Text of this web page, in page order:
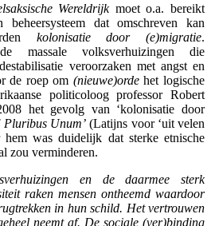
Wereldrijkmoet o.a. bereikt
dat omschreven kan
kolonisatie door (e)migratie.
massale volksverhuizingen die
veroorzaken met angst en
de roep om (nieuwe)ordehet logische
politicoloog professor Robert
het gevolg van ‘kolonisatie door
Pluribus Unum’ (Latijns voor ‘uit velen
hem was duidelijk dat sterke etnische
zou verminderen.
en de daarmee sterk
raken mensen ontheemd waardoor
in hun schild. Het vertrouwen
neemt af. De sociale (ver)binding